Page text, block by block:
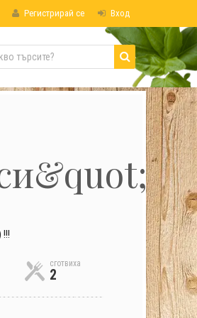
Регистрирай се Вход
сготвиха
2